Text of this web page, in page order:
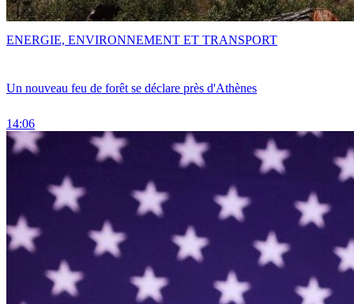
Un nouveau feu de forêt se déclare près d'Athènes
14:06
ENERGIE, ENVIRONNEMENT ET TRANSPORT